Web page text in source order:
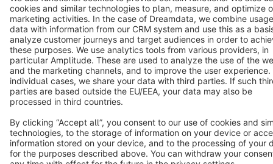
Terms & Conditions Privacy Legal notice
Cookie settings
Copyright © shopware AG - All rights reserved
Notice: * All prices are quoted net of the statutory value-added tax